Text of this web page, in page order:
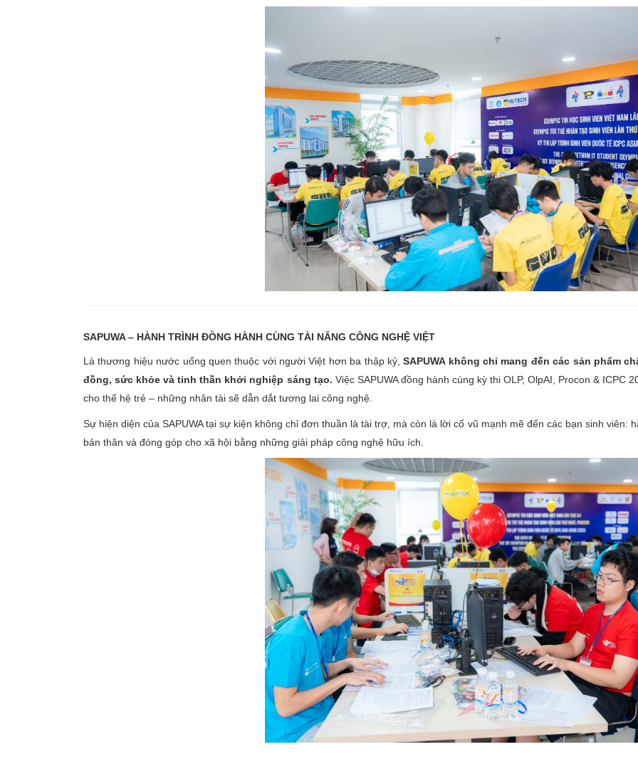
SAPUWA – HÀNH TRÌNH ĐỒNG HÀNH CÙNG TÀI NĂNG CÔNG NGHỆ VIỆT
Là thương hiệu nước uống quen thuộc với người Việt hơn ba thập kỷ,SAPUWA không chỉ mang đến các sản phẩm
đồng, sức khỏe và tinh thần khởi nghiệp sáng tạo. Việc SAPUWA đồng hành cùng kỳ thi OLP, OlpAI, Procon &
cho thế hệ trẻ – những nhân tài sẽ dẫn dắt tương lai công nghệ.
Sự hiện diện của SAPUWA tại sự kiện không chỉ đơn thuần là tài trợ, mà còn là lời cổ vũ mạnh mẽ đến các bạn sinh viên:
bản thân và đóng góp cho xã hội bằng những giải pháp công nghệ hữu ích.